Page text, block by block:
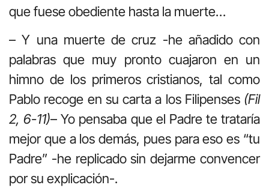
que fuese obediente hasta la muerte…
– Y una muerte de cruz -he añadido con
palabras que muy pronto cuajaron en un
himno de los primeros cristianos, tal como
Pablo recoge en su carta a los Filipenses (Fil
2, 6-11)– Yo pensaba que el Padre te trataría
mejor que a los demás, pues para eso es “tu
Padre” -he replicado sin dejarme convencer
por su explicación-.